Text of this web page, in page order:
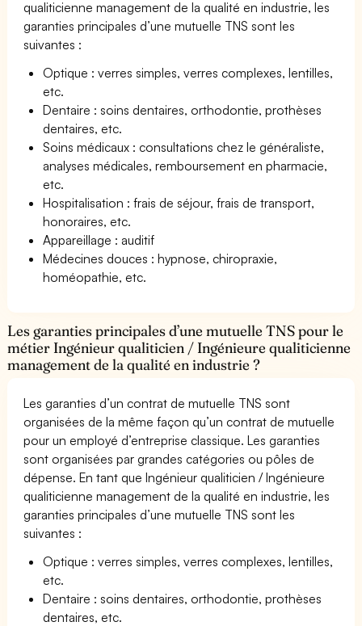
qualiticienne management de la qualité en industrie, les
garanties principales d’une mutuelle TNS sont les
suivantes :
Optique : verres simples, verres complexes, lentilles,
etc.
Dentaire : soins dentaires, orthodontie, prothèses
dentaires, etc.
Soins médicaux : consultations chez le généraliste,
analyses médicales, remboursement en pharmacie,
etc.
Hospitalisation : frais de séjour, frais de transport,
honoraires, etc.
Appareillage : auditif
Médecines douces : hypnose, chiropraxie,
homéopathie, etc.
Les garanties principales d’une mutuelle TNS pour le
métier Ingénieur qualiticien / Ingénieure qualiticienne
management de la qualité en industrie ?
Les garanties d’un contrat de mutuelle TNS sont
organisées de la même façon qu’un contrat de mutuelle
pour un employé d’entreprise classique. Les garanties
sont organisées par grandes catégories ou pôles de
dépense. En tant que Ingénieur qualiticien / Ingénieure
qualiticienne management de la qualité en industrie, les
garanties principales d’une mutuelle TNS sont les
suivantes :
Optique : verres simples, verres complexes, lentilles,
etc.
Dentaire : soins dentaires, orthodontie, prothèses
dentaires, etc.